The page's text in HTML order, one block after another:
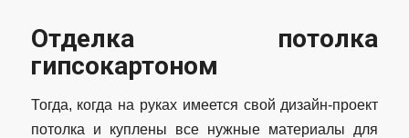
Отделка потолка
гипсокартоном
Тогда, когда на руках имеется свой дизайн-проект
потолка и куплены все нужные материалы для